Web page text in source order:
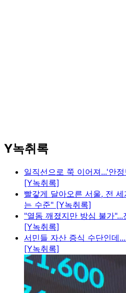
Y녹취록
일직선으로 쭉 이어져...'안
[Y녹취록]
빨갛게 달아오른 서울, 전
는 수준" [Y녹취록]
"열돔 깨졌지만 방심 불가
[Y녹취록]
서민들 자산 증식 수단인데
[Y녹취록]